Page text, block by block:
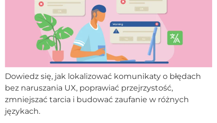
Dowiedz się, jak lokalizować komunikaty o błędach
bez naruszania UX, poprawiać przejrzystość,
zmniejszać tarcia i budować zaufanie w różnych
językach.